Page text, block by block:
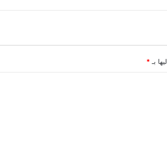
بـ *